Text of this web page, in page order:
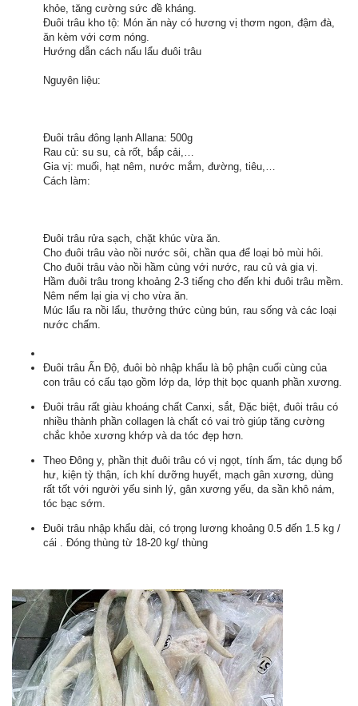
khỏe, tăng cường sức đề kháng.
Đuôi trâu kho tộ: Món ăn này có hương vị thơm ngon, đậm đà,
ăn kèm với cơm nóng.
Hướng dẫn cách nấu lẩu đuôi trâu
Nguyên liệu:
Đuôi trâu đông lạnh Allana: 500g
Rau củ: su su, cà rốt, bắp cải,…
Gia vị: muối, hạt nêm, nước mắm, đường, tiêu,…
Cách làm:
Đuôi trâu rửa sạch, chặt khúc vừa ăn.
Cho đuôi trâu vào nồi nước sôi, chần qua để loại bỏ mùi hôi.
Cho đuôi trâu vào nồi hầm cùng với nước, rau củ và gia vị.
Hầm đuôi trâu trong khoảng 2-3 tiếng cho đến khi đuôi trâu mềm.
Nêm nếm lại gia vị cho vừa ăn.
Múc lẩu ra nồi lẩu, thưởng thức cùng bún, rau sống và các loại
nước chấm.
Đuôi trâu Ấn Độ, đuôi bò nhập khẩu là bộ phận cuối cùng của
con trâu có cấu tạo gồm lớp da, lớp thịt bọc quanh phần xương.
Đuôi trâu rất giàu khoáng chất Canxi, sắt, Đặc biệt, đuôi trâu có
nhiều thành phần collagen là chất có vai trò giúp tăng cường
chắc khỏe xương khớp và da tóc đẹp hơn.
Theo Đông y, phần thịt đuôi trâu có vị ngọt, tính ấm, tác dụng bổ
hư, kiện tỳ thận, ích khí dưỡng huyết, mạch gân xương, dùng
rất tốt với người yếu sinh lý, gân xương yếu, da sần khô nám,
tóc bạc sớm.
Đuôi trâu nhập khẩu dài, có trọng lương khoảng 0.5 đến 1.5 kg /
cái . Đóng thùng từ 18-20 kg/ thùng